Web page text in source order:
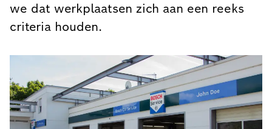
we dat werkplaatsen zich aan een reeks
criteria houden.